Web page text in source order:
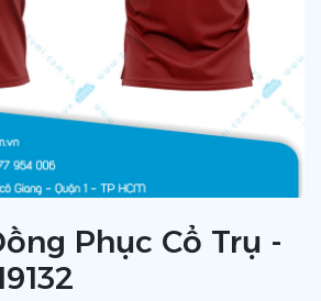
Phục Cổ Trụ -